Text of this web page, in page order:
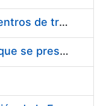
Suministro de gafas graduadas antiproyecciones para los trabajadores de la FNMT-RCM en los centros de trabajo de Madrid y Burgos
Servicios de una empresa externa para el asesoramiento y resolución de los recursos de alzada que se presentan relacionados con procesos de selección para la FNMT-RCM